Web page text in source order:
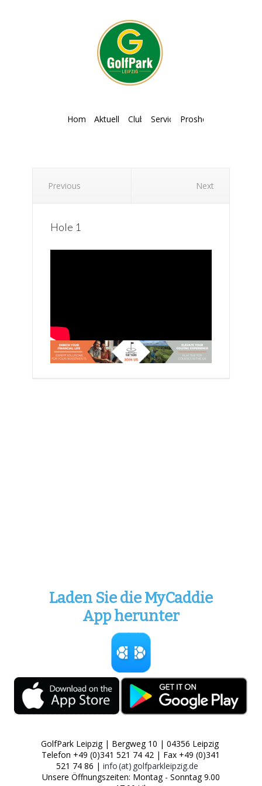
Home AktuellesClub Service Proshop
Laden Sie die MyCaddie
App herunter
GolfPark Leipzig | Bergweg 10 | 04356 Leipzig
Telefon +49 (0)341 521 74 42 | Fax +49 (0)341
521 74 86 |info (at) golfparkleipzig.de
Unsere Öffnungszeiten: Montag - Sonntag 9.00